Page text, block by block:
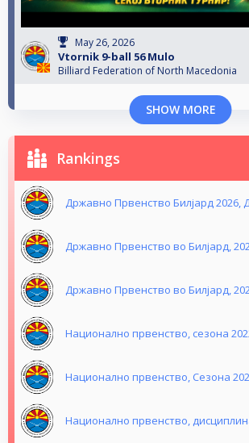
May 26, 2026
Vtornik 9-ball 56 Mulo
Billiard Federation of North Macedonia
SHOW MORE
Rankings
Државно Првенство Билјард 2026,
Државно Првенство во Билјард,
Државно Првенство во Билјард,
Национално првенство, сезона
Национално првенство, Сезона
Национално првенство,